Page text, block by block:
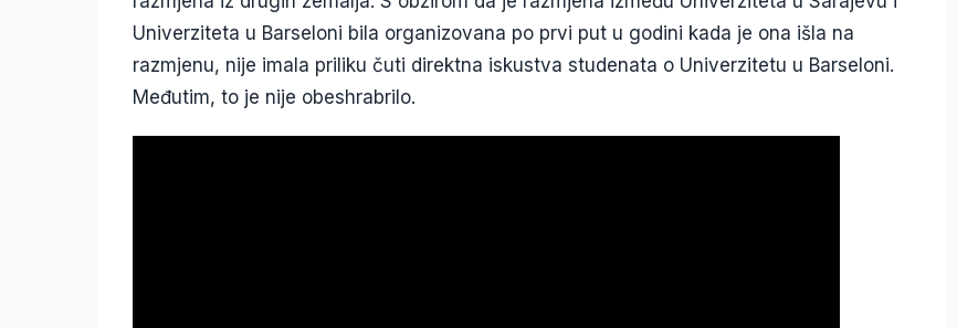
Univerziteta u Barseloni bila organizovana po prvi put u godini kada je ona išla na
razmjenu, nije imala priliku čuti direktna iskustva studenata o Univerzitetu u Barseloni.
Međutim, to je nije obeshrabrilo.